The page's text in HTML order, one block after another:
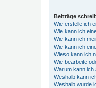
Beiträge
Wie erstelle ich
Wie kann ich
Wie kann ich
Wie kann ich
Wieso kann ich
Wie bearbeite
Warum kann ich
Weshalb kann
Weshalb wurde